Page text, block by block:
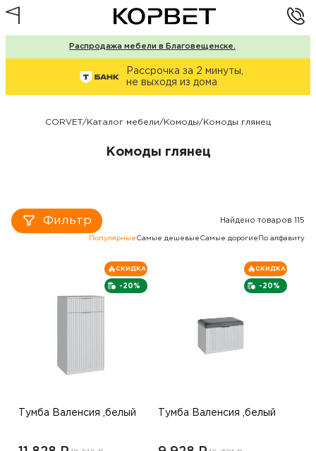
Распродажа мебели в Благовещенске.
Рассрочка за 2 минуты,
не выходя из дома
CORVET/Каталог мебели/Комоды/Комоды глянец
Комоды глянец
Фильтр Найдено товаров 115
Популярные Самые дешевые Самые дорогие По алфавиту
-20%
СКИДКА
Тумба Валенсия ,белый
-20%
СКИДКА
Тумба Валенсия ,белый